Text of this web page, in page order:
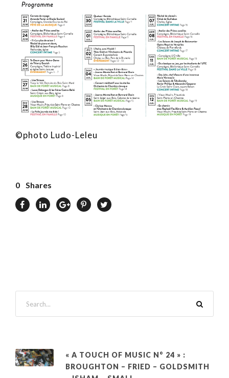
©photo Ludo-Leleu
0 Shares
« A TOUCH OF MUSIC N° 24 » :
BROUGHTON – FRIED – GOLDSMITH